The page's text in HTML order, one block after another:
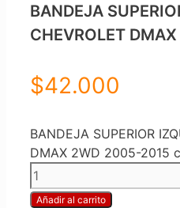
BANDEJA
CHEVROLET
$42.000
BANDEJA SUPERIOR
DMAX 2WD 2005-2015
Añadir al carrito